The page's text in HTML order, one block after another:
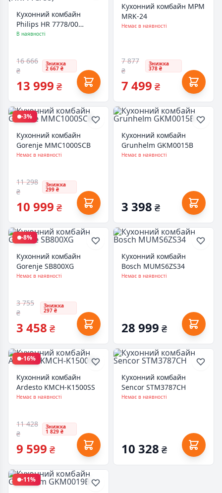
Кухонний комбайн
Philips HR 7778/00
(HR7778/00)
В наявності
16 666
₴
Знижка
2 667 ₴
13 999 ₴
Кухонний комбайн MPM
MRK-24
Немає в наявності
7 877
₴
Знижка
378 ₴
7 499 ₴
-3%
Кухонний комбайн
Gorenje MMC1000SCB
Немає в наявності
11 298
₴
Знижка
299 ₴
10 999 ₴
Кухонний комбайн
Grunhelm GKM0015B
Немає в наявності
3 398 ₴
-8%
Кухонний комбайн
Gorenje SB800XG
Немає в наявності
3 755
₴
Знижка
297 ₴
3 458 ₴
Кухонний комбайн
Bosch MUMS6ZS34
Немає в наявності
28 999 ₴
-16%
Кухонний комбайн
Ardesto KMCH-K1500SS
Немає в наявності
11 428
₴
Знижка
1 829 ₴
9 599 ₴
Кухонний комбайн
Sencor STM3787CH
Немає в наявності
10 328 ₴
-11%